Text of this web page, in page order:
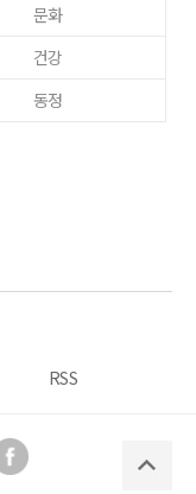
문화
건강
동정
RSS